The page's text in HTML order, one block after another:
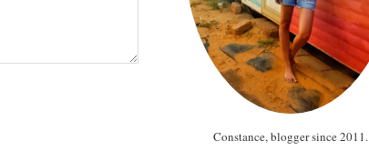
Constance, blogger since 2011.